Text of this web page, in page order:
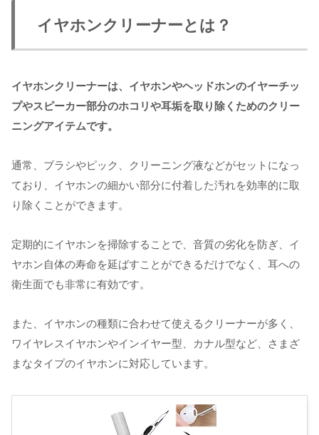
イヤホンクリーナーとは？
イヤホンクリーナーは、イヤホンやヘッドホンのイヤーチッ
プやスピーカー部分のホコリや耳垢を取り除くためのクリー
ニングアイテムです。
通常、ブラシやピック、クリーニング液などがセットになっ
ており、イヤホンの細かい部分に付着した汚れを効率的に取
り除くことができます。
定期的にイヤホンを掃除することで、音質の劣化を防ぎ、イ
ヤホン自体の寿命を延ばすことができるだけでなく、耳への
衛生面でも非常に有効です。
また、イヤホンの種類に合わせて使えるクリーナーが多く、
ワイヤレスイヤホンやインイヤー型、カナル型など、さまざ
まなタイプのイヤホンに対応しています。